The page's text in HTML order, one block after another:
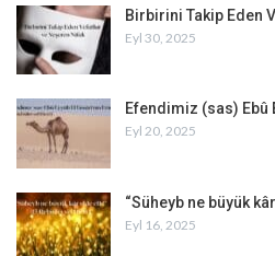
Birbirini Takip Eden
Eyl 30, 2025
Efendimiz (sas) Ebû
Eyl 20, 2025
“Süheyb ne büyük
Eyl 16, 2025